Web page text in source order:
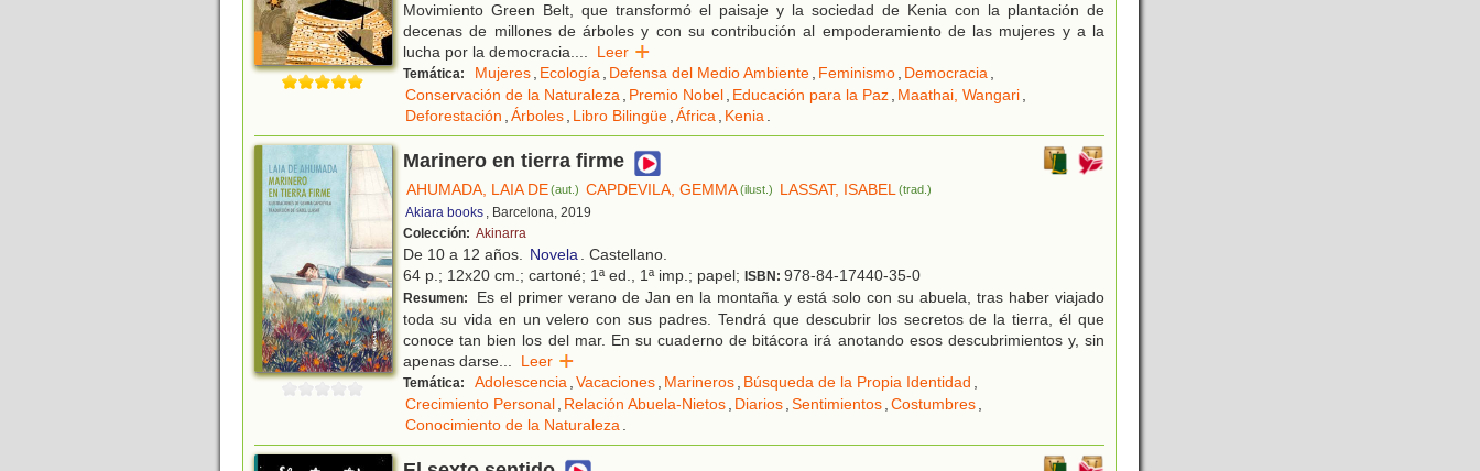
Movimiento Green Belt, que transformó el paisaje y la sociedad de Kenia con la plantación de
decenas de millones de árboles y con su contribución al empoderamiento de las mujeres y a la
lucha por la democracia.... Leer
Temática: Mujeres, Ecología, Defensa del Medio Ambiente, Feminismo, Democracia,
Conservación de la Naturaleza, Premio Nobel, Educación para la Paz, Maathai, Wangari,
Deforestación ,Árboles, Libro Bilingüe,África, Kenia.
Marinero en tierra firme
AHUMADA, LAIA DE(aut.) CAPDEVILA, GEMMA(ilust.) LASSAT, ISABEL (trad.)
Akiara books , Barcelona, 2019
Colección: Akinarra
De 10 a 12 años. Novela. Castellano.
64 p.; 12x20 cm.; cartoné; 1ª ed., 1ª imp.; papel; ISBN: 978-84-17440-35-0
Resumen:
Es el primer verano de Jan en la montaña y está solo con su abuela, tras haber viajado
toda su vida en un velero con sus padres. Tendrá que descubrir los secretos de la tierra, él que
conoce tan bien los del mar. En su cuaderno de bitácora irá anotando esos descubrimientos y, sin
apenas darse... Leer
Temática: Adolescencia,Vacaciones, Marineros, Búsqueda de la Propia Identidad ,
Crecimiento Personal, Relación Abuela-Nietos, Diarios,Sentimientos,Costumbres,
Conocimiento de la Naturaleza.